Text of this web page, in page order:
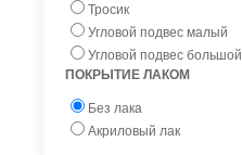
Тросик
Угловой подвес малый
Угловой подвес большой
ПОКРЫТИЕ ЛАКОМ
Без лака
Акриловый лак